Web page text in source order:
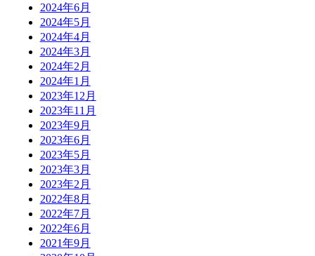
2024年6月
2024年5月
2024年4月
2024年3月
2024年2月
2024年1月
2023年12月
2023年11月
2023年9月
2023年6月
2023年5月
2023年3月
2023年2月
2022年8月
2022年7月
2022年6月
2021年9月